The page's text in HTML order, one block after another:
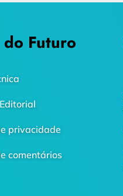
Futuro
privacidade
comentários